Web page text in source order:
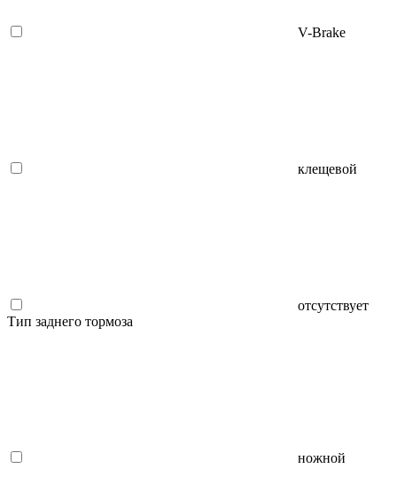
V-Brake
клещевой
отсутствует
Тип заднего тормоза
ножной